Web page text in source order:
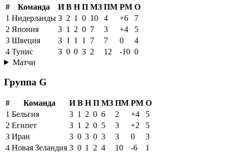
# Команда И В Н П МЗ ПМ РМ О
1 Нидерланды 3 2 1 0 10 4 +6
7
2 Япония 3 1 2 0 7 3 +4
5
3 Швеция 3 1 1 1 7 7 0
4
4 Тунис 3 0 0 3 2 12 -10 0
Матчи
Группа G
# Команда И В Н П МЗ ПМ РМ О
1 Бельгия 3 1 2 0 6 2 +4
5
2 Египет 3 1 2 0 5 3 +2
5
3 Иран 3 0 3 0 3 3 0
3
4 Новая Зеландия 3 0 1 2 4 10 -6
1